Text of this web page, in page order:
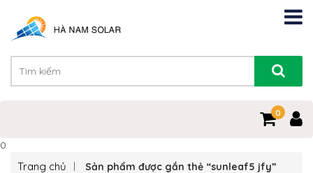
0
0
Trang chủ Sản phẩm được gắn thẻ “sunleaf5 jfy”